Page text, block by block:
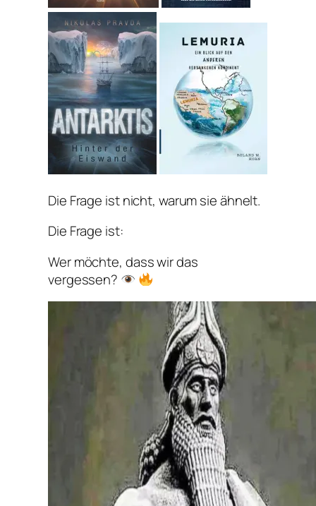
Die Frage ist nicht, warum sie ähnelt.
Die Frage ist:
Wer möchte, dass wir das
vergessen?